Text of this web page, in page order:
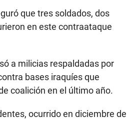
que tres soldados, dos
en este contraataque
a milicias respaldadas por
bases iraquíes que
coalición en el último año.
ocurrido en diciembre de